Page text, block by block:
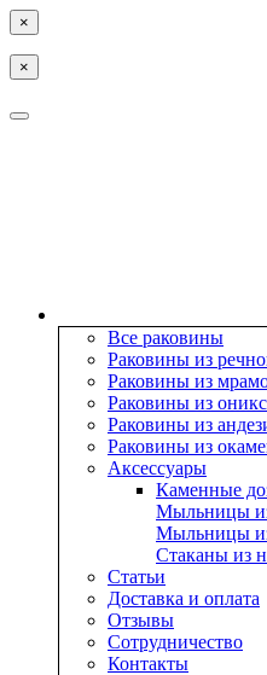
×
×
Все раковины
Раковины из
Раковины из
Раковины из
Раковины из
Раковины из
Аксессуары
Каменные
Мыльницы
Мыльницы
Стаканы из
Статьи
Доставка и оплата
Отзывы
Сотрудничество
Контакты